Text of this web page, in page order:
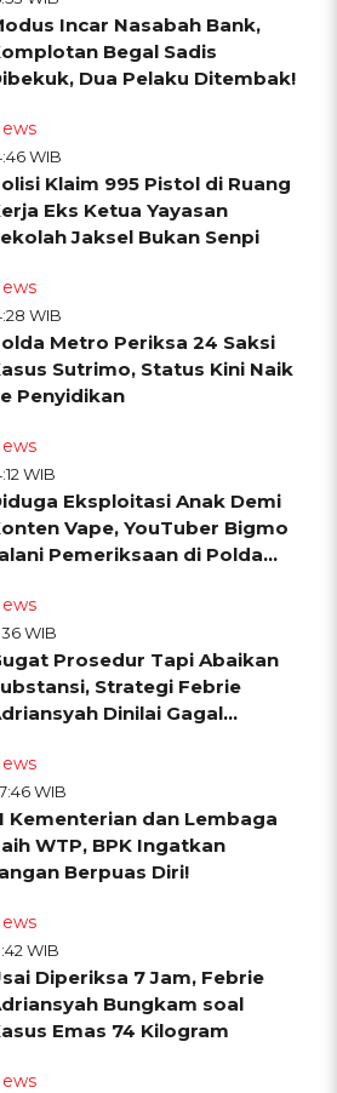
Incar Nasabah Bank,
Begal Sadis
Dua Pelaku Ditembak!
WIB
Klaim 995 Pistol di Ruang
Eks Ketua Yayasan
Jaksel Bukan Senpi
WIB
Metro Periksa 24 Saksi
Sutrimo, Status Kini Naik
Penyidikan
WIB
Eksploitasi Anak Demi
Vape, YouTuber Bigmo
Pemeriksaan di Polda
WIB
Prosedur Tapi Abaikan
Strategi Febrie
Dinilai Gagal
WIB
Kementerian dan Lembaga
WTP, BPK Ingatkan
Berpuas Diri!
WIB
Diperiksa 7 Jam, Febrie
Bungkam soal
Emas 74 Kilogram